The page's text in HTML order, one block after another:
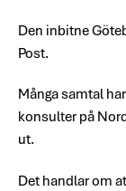
Den inbitne
Post.
Många samtal
konsulter på
ut.
Det handlar om